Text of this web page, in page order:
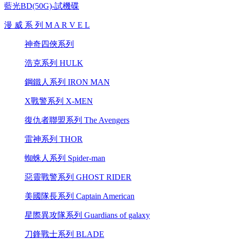
藍光BD(50G)-試機碟
漫 威 系 列 M A R V E L
神奇四俠系列
浩克系列 HULK
鋼鐵人系列 IRON MAN
X戰警系列 X-MEN
復仇者聯盟系列 The Avengers
雷神系列 THOR
蜘蛛人系列 Spider-man
惡靈戰警系列 GHOST RIDER
美國隊長系列 Captain American
星際異攻隊系列 Guardians of galaxy
刀鋒戰士系列 BLADE